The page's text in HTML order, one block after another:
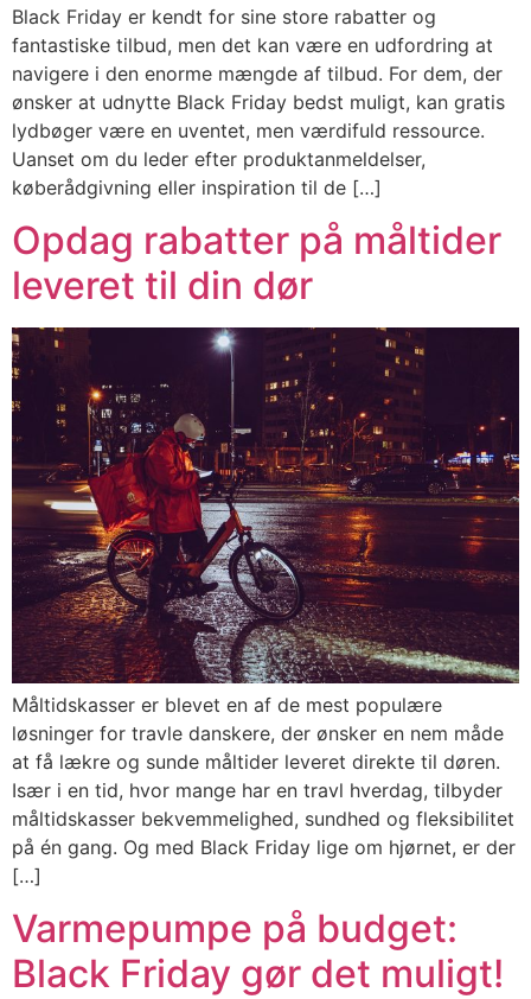
Black Friday er kendt for sine store rabatter og
fantastiske tilbud, men det kan være en udfordring at
navigere i den enorme mængde af tilbud. For dem, der
ønsker at udnytte Black Friday bedst muligt, kan gratis
lydbøger være en uventet, men værdifuld ressource.
Uanset om du leder efter produktanmeldelser,
køberådgivning eller inspiration til de […]
Opdag rabatter på måltider
leveret til din dør
Måltidskasser er blevet en af de mest populære
løsninger for travle danskere, der ønsker en nem måde
at få lækre og sunde måltider leveret direkte til døren.
Især i en tid, hvor mange har en travl hverdag, tilbyder
måltidskasser bekvemmelighed, sundhed og fleksibilitet
på én gang. Og med Black Friday lige om hjørnet, er der
[…]
Varmepumpe på budget:
Black Friday gør det muligt!